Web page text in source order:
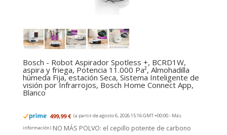
Bosch - Robot Aspirador Spotless +, BCRD1W,
aspira y friega, Potencia 11.000 Pa², Almohadilla
húmeda Fija, estación Seca, Sistema Inteligente de
visión por Infrarrojos, Bosch Home Connect App,
Blanco
499,99 € (a partir de agosto 6, 2026 15:16 GMT +00:00 - Más
información) NO MÁS POLVO: el cepillo potente de carbono